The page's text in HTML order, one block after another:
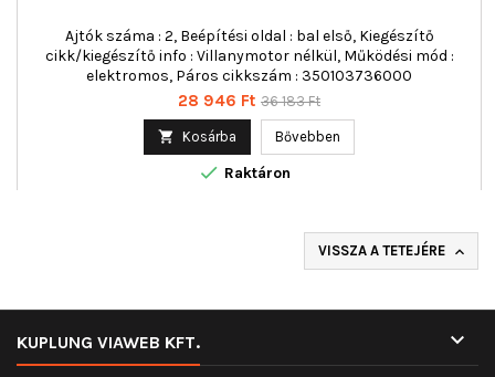
Ajtók száma : 2, Beépítési oldal : bal első, Kiegészítő
cikk/kiegészítő info : Villanymotor nélkül, Működési mód :
elektromos, Páros cikkszám : 350103736000
Ár
28 946 Ft Normál
36 183 Ft
 Kosárba Bővebben
 Raktáron
VISSZA A TETEJÉRE 
KUPLUNG VIAWEB KFT. 